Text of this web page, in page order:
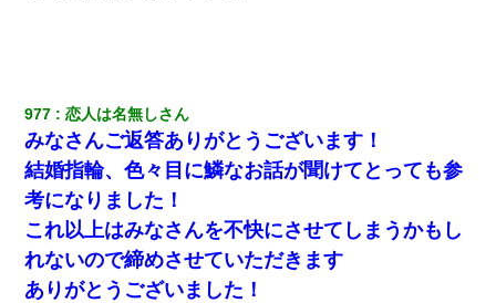
夫に癌の余命宣告。その闘病中に長女から信じられない言葉を受
200万を貸したコウトから、追加で400万の申し込み、私「無理。
義弟より娘たちが大事」旦那「娘たちが成人したら別れよう」私
（は？）
嫁に不倫されたから嫁と不倫相手に1000万の慰謝料請求した
977 恋人は名無しさん
みなさんご返答ありがとうございます！
結婚指輪、色々目に鱗なお話が聞けてとっても参
考になりました！
これ以上はみなさんを不快にさせてしまうかもし
れないので締めさせていただきます
ありがとうございました！